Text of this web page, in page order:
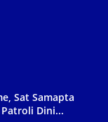
Sat Samapta
Dini...